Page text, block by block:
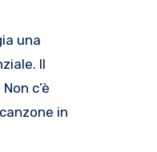
una
Il
c’è
in